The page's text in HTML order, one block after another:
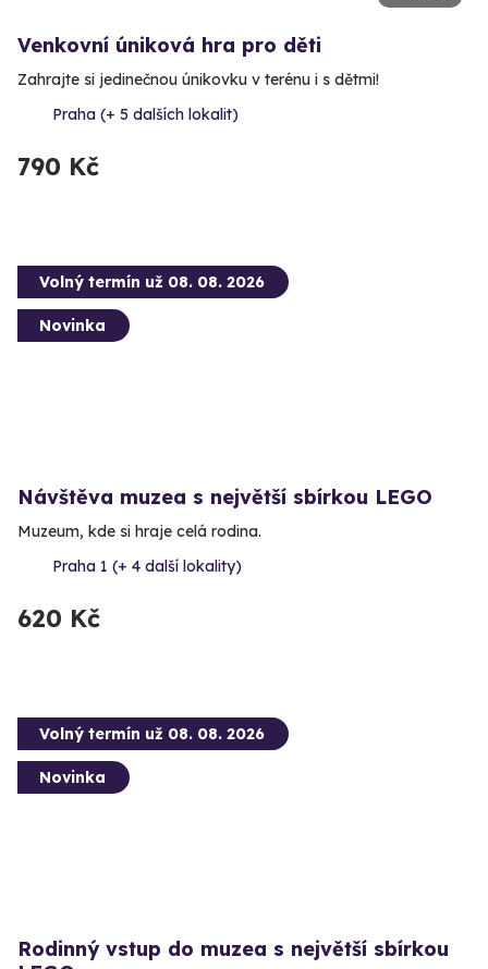
Venkovní úniková hra pro děti
Zahrajte si jedinečnou únikovku v terénu i s dětmi!
Praha (+ 5 dalších lokalit)
790 Kč
Volný termín už 08. 08. 2026
Novinka
Návštěva muzea s největší sbírkou LEGO
Muzeum, kde si hraje celá rodina.
Praha 1 (+ 4 další lokality)
620 Kč
Volný termín už 08. 08. 2026
Novinka
Rodinný vstup do muzea s největší sbírkou